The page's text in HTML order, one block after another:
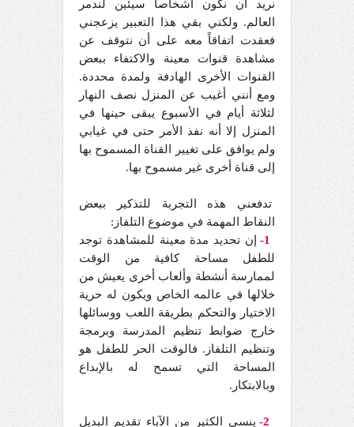
نريد أن نكون أشخاصاً سيئين لندمر
العالم. ولكني بقي هذا التعبير يزعجني
فعقدت اتفاقاً معه على أن نتوقف عن
مشاهدة قنوات معينة والاكتفاء ببعض
القنوات الأخرى الهادفة ولمدة محددة.
ومع أنني أغيب عن المنزل نصف النهار
لثلاثة أيام في الأسبوع يبقى حينها في
المنزل إلا أنه نفذ الأمر حتى في غيابي
ولم يوافق على تغيير القناة المسموح بها
إلى قناة أخرى غير مسموح بها.
تدفعني هذه التجربة للتذكير ببعض
النقاط المهمة في موضوع التلفاز:
1- إن تحديد مدة معينة للمشاهدة توجد
للطفل مساحة كافية من الوقت
لممارسة أنشطة وألعاب أخرى يعيش من
خلالها في عالمه الخاص ويكون له حرية
الاختيار والتحكم بطريقة اللعب ووسائلها
خارج ضوابط تنظيم المدرسة وبرمجة
وتنظيم التلفاز. فالوقت الحر للطفل هو
المساحة التي تسمح له بالإبداع
وبالابتكار.
2- ينسى الكثير من الآباء تقديم البديل